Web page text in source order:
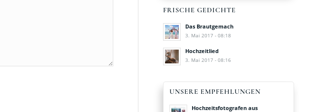
FRISCHE GEDICHTE
Das Brautgemach
3. Mai 2017 - 08:18
Hochzeitlied
3. Mai 2017 - 08:16
UNSERE EMPFEHLUNGEN
Hochzeitsfotografen aus